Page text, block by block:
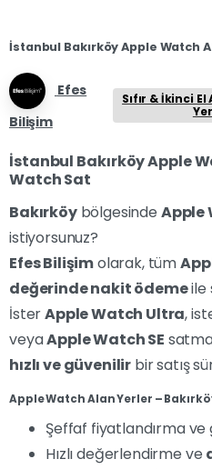
İstanbul Bakırköy Apple Watch
Efes
Bilişim
Sıfır & İkinci El
İstanbul Bakırköy Apple
Watch Sat
Bakırköybölgesinde Apple
istiyorsunuz?
Efes Bilişimolarak, tüm
değerinde nakit ödemeile
İsterApple Watch Ultra,
veyaApple Watch SE
hızlı ve güvenilir bir satış
Apple Watch Alan Yerler –
Şeffaf fiyatlandırma ve
Hızlı değerlendirme ve